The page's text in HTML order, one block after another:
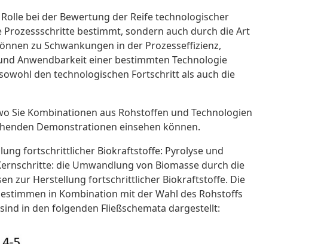
bei der Bewertung der Reife technologischer
bestimmt, sondern auch durch die Art
zu Schwankungen in der Prozesseffizienz,
Anwendbarkeit einer bestimmten Technologie
den technologischen Fortschritt als auch die
Sie Kombinationen aus Rohstoffen und Technologien
Demonstrationen einsehen können.
fortschrittlicher Biokraftstoffe: Pyrolyse und
die Umwandlung von Biomasse durch die
zur Herstellung fortschrittlicher Biokraftstoffe. Die
in Kombination mit der Wahl des Rohstoffs
in den folgenden Fließschemata dargestellt: